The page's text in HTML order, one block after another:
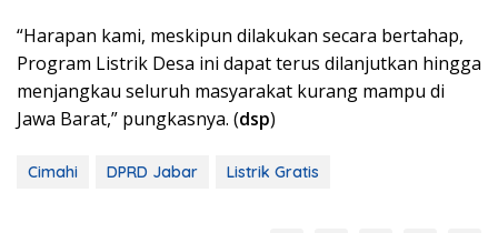
“Harapan kami, meskipun dilakukan secara bertahap,
Program Listrik Desa ini dapat terus dilanjutkan hingga
menjangkau seluruh masyarakat kurang mampu di
Jawa Barat,” pungkasnya. (dsp)
Cimahi DPRD Jabar Listrik Gratis